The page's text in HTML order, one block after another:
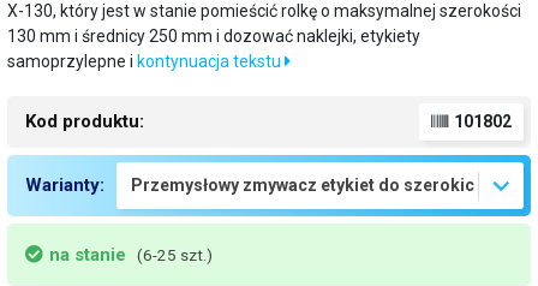
X-130, który jest w stanie pomieścić rolkę o maksymalnej szerokości
130 mm i średnicy 250 mm i dozować naklejki, etykiety
samoprzylepne i kontynuacja tekstu
Kod produktu: 101802
Warianty:
na stanie (6-25 szt.)